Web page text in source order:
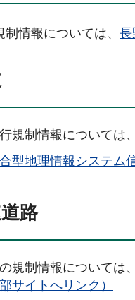
情報については、 長
規制情報については、
型地理情報システム
路
規制情報については、
サイトへリンク）